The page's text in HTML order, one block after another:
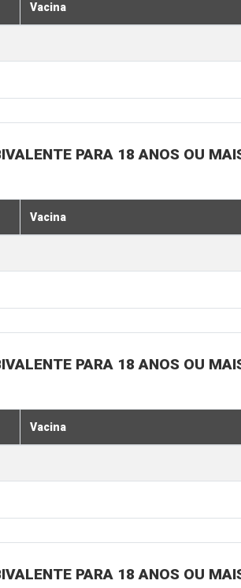
Vacina
PARA 18 ANOS OU
Vacina
PARA 18 ANOS OU
Vacina
PARA 18 ANOS OU